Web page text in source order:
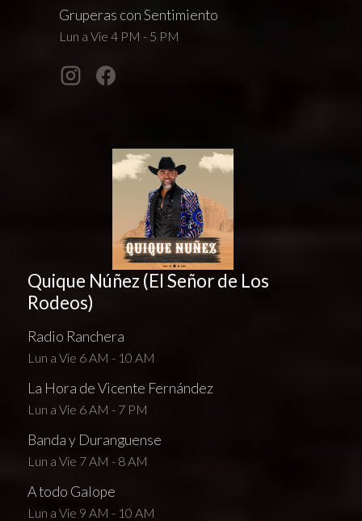
Gruperas con Sentimiento
Lun a Vie 4 PM - 5 PM
Quique Núñez (El Señor de Los
Rodeos)
Radio Ranchera
Lun a Vie 6 AM - 10 AM
La Hora de Vicente Fernández
Lun a Vie 6 AM - 7 PM
Banda y Duranguense
Lun a Vie 7 AM - 8 AM
A todo Galope
Lun a Vie 9 AM - 10 AM